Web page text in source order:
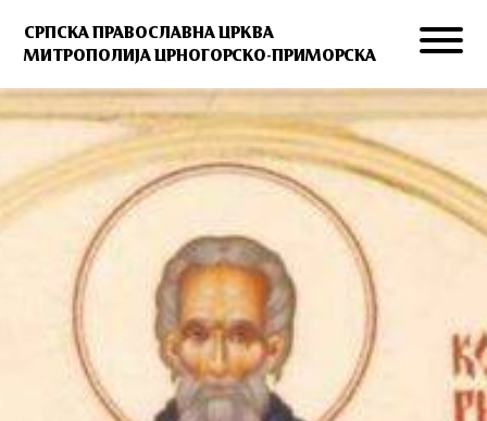
СРПСКА ПРАВОСЛАВНА ЦРКВА
МИТРОПОЛИЈА ЦРНОГОРСКО-ПРИМОРСКА